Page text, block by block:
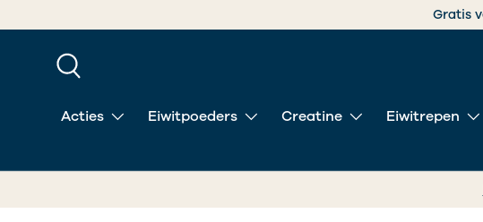
GA NAAR INHOUD
Acties Eiwitpoeders Creatine Eiwitrepen